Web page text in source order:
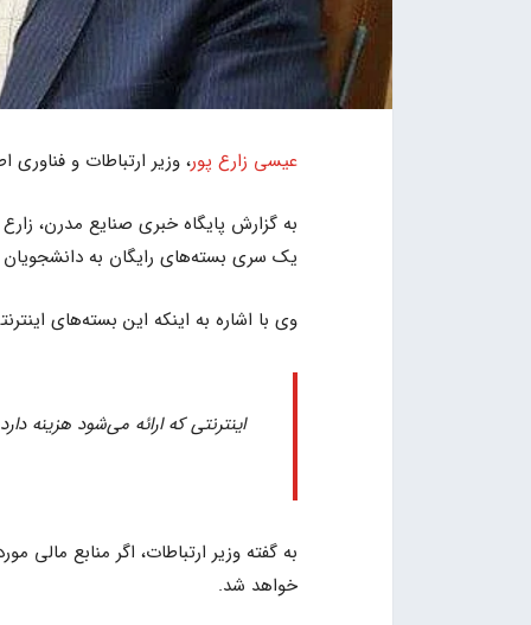
عیسی زارع پور، وزیر ارتباطات و
به گزارش پایگاه خبری صنایع مدرن،
یک سری بسته‌های رایگان به
وی با اشاره به اینکه این بسته‌های
اینترنتی که ارائه می‌شود هزینه
به گفته وزیر ارتباطات، اگر منابع مالی
خواهد شد.